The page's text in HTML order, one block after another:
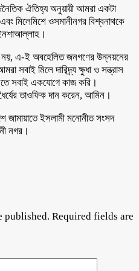
ঐতিহ্য অনুয়ায়ী আমরা একটা
মিলেমিশে ওসমানীনগর বিশ্বনাথকে
নয়, এ-ই অবহেলিত জনগণের উন্নয়নের
সবাই মিলে দারিদ্র্য ক্ষুধা ও সন্ত্রাস
সবাই একযোগে কাজ করি।
তাওফিক দান করেন, আমিন।
ইসলামী মনোনীত সংসদ
নগর।
published. Required fields are